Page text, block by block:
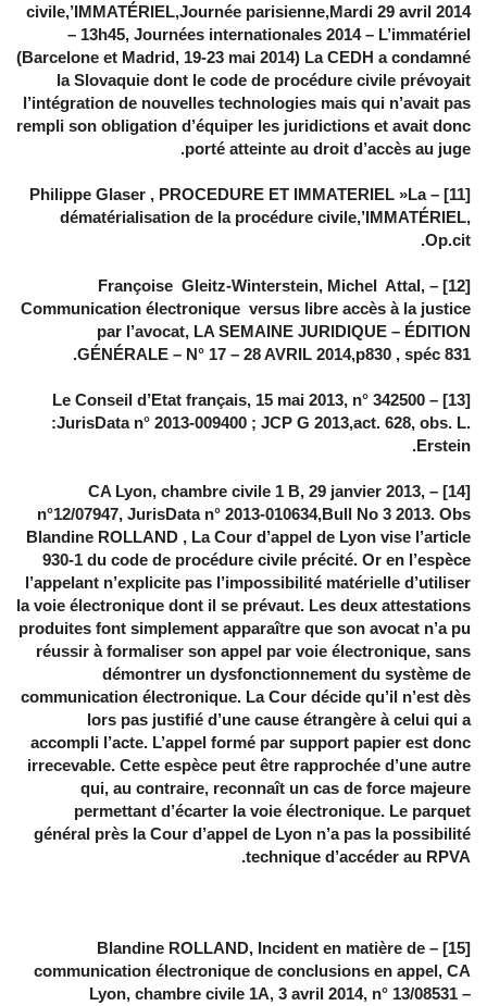
civile,’IMMATÉRIEL,Journée parisienne,Mardi 29 avril 2014
– 13h45, Journées internationales 2014 – L’immatériel
(Barcelone et Madrid, 19-23 mai 2014) La CEDH a condamné
la Slovaquie dont le code de procédure civile prévoyait
l’intégration de nouvelles technologies mais qui n’avait pas
rempli son obligation d’équiper les juridictions et avait donc
porté atteinte au droit d’accès au juge.
[11] – Philippe Glaser , PROCEDURE ET IMMATERIEL »La
dématérialisation de la procédure civile,’IMMATÉRIEL,
Op.cit.
[12] – Françoise Gleitz-Winterstein, Michel Attal,
Communication électronique versus libre accès à la justice
par l’avocat, LA SEMAINE JURIDIQUE – ÉDITION
GÉNÉRALE – N° 17 – 28 AVRIL 2014,p830 , spéc 831.
[13] – Le Conseil d’Etat français, 15 mai 2013, n° 342500
:JurisData n° 2013-009400 ; JCP G 2013,act. 628, obs. L.
Erstein.
[14] – CA Lyon, chambre civile 1 B, 29 janvier 2013,
n°12/07947, JurisData n° 2013-010634,Bull No 3 2013. Obs
Blandine ROLLAND , La Cour d’appel de Lyon vise l’article
930-1 du code de procédure civile précité. Or en l’espèce
l’appelant n’explicite pas l’impossibilité matérielle d’utiliser
la voie électronique dont il se prévaut. Les deux attestations
produites font simplement apparaître que son avocat n’a pu
réussir à formaliser son appel par voie électronique, sans
démontrer un dysfonctionnement du système de
communication électronique. La Cour décide qu’il n’est dès
lors pas justifié d’une cause étrangère à celui qui a
accompli l’acte. L’appel formé par support papier est donc
irrecevable. Cette espèce peut être rapprochée d’une autre
qui, au contraire, reconnaît un cas de force majeure
permettant d’écarter la voie électronique. Le parquet
général près la Cour d’appel de Lyon n’a pas la possibilité
technique d’accéder au RPVA.
[15] – Blandine ROLLAND, Incident en matière de
communication électronique de conclusions en appel, CA
Lyon, chambre civile 1A, 3 avril 2014, n° 13/08531 –